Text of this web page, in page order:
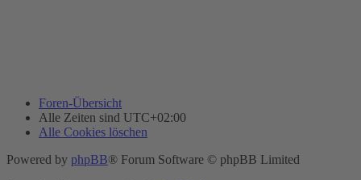
Foren-Übersicht
Alle Zeiten sind UTC+02:00
Alle Cookies löschen
Powered by phpBB® Forum Software © phpBB Limited